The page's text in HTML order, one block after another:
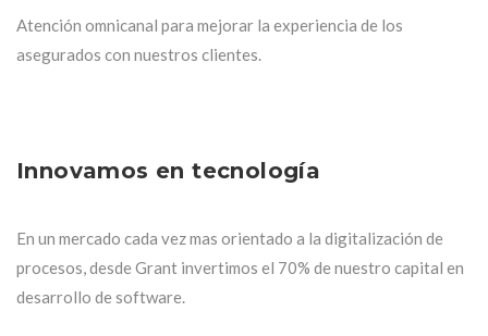
Atención omnicanal para mejorar la experiencia de los
asegurados con nuestros clientes.
Innovamos en tecnología
En un mercado cada vez mas orientado a la digitalización de
procesos, desde Grant invertimos el 70% de nuestro capital en
desarrollo de software.